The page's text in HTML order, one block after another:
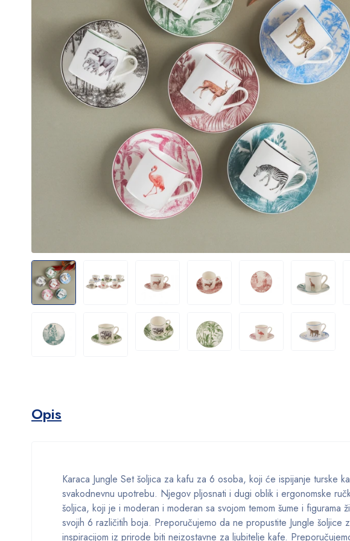
Opis
Karaca Jungle Set šoljica za kafu za 6 osoba, koji će ispijanje turske
svakodnevnu upotrebu. Njegov pljosnati i dugi oblik i ergonomske
šoljica, koji je i moderan i moderan sa svojom temom šume i
svojih 6 različitih boja. Preporučujemo da ne propustite Jungle šoljice
inspiracijom iz prirode biti neizostavne za ljubitelje kafe.